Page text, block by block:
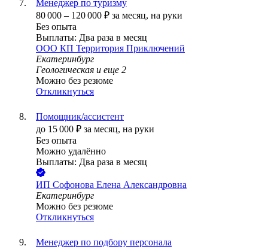
Менеджер по туризму
80 000 – 120 000 ₽ за месяц, на руки
Без опыта
Выплаты: Два раза в месяц
ООО КП Территория Приключений
Екатеринбург
Геологическая и еще 2
Можно без резюме
Откликнуться
Помощник/ассистент
до 15 000 ₽ за месяц, на руки
Без опыта
Можно удалённо
Выплаты: Два раза в месяц
ИП Софонова Елена Александровна
Екатеринбург
Можно без резюме
Откликнуться
Менеджер по подбору персонала